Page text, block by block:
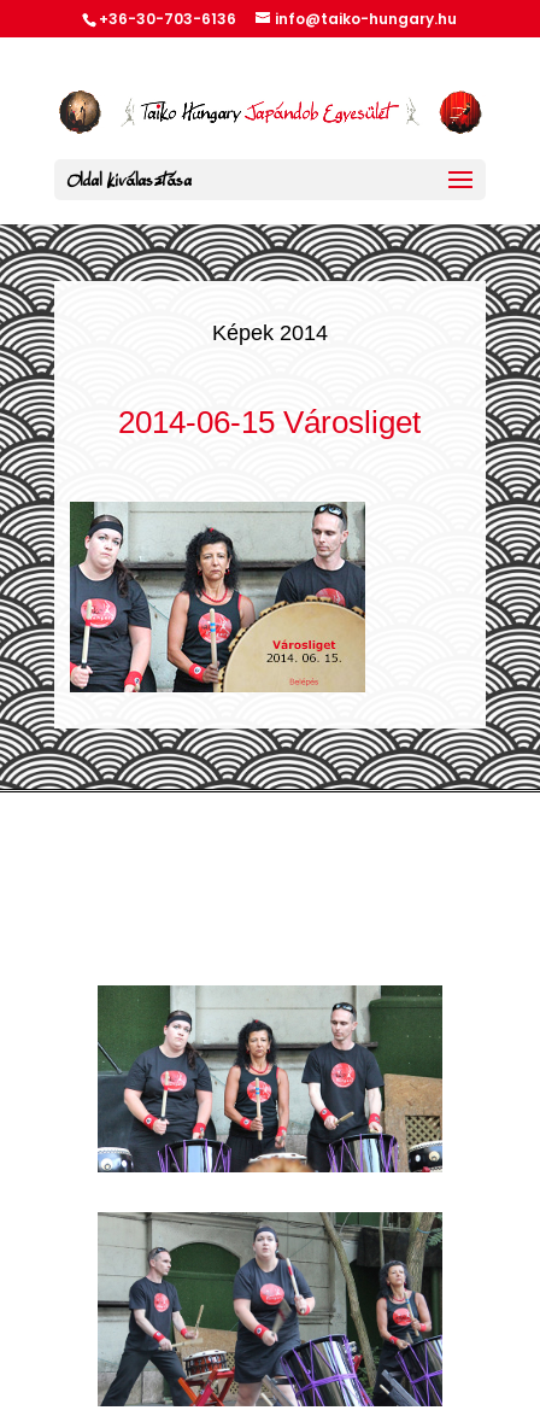
+36-30-703-6136 info@taiko-hungary.hu
Oldal kiválasztása
Képek 2014
2014-06-15 Városliget